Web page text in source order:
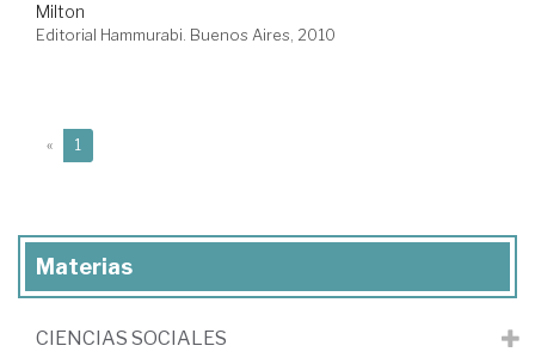
Milton
Editorial Hammurabi. Buenos Aires, 2010
« 1
Materias
CIENCIAS SOCIALES